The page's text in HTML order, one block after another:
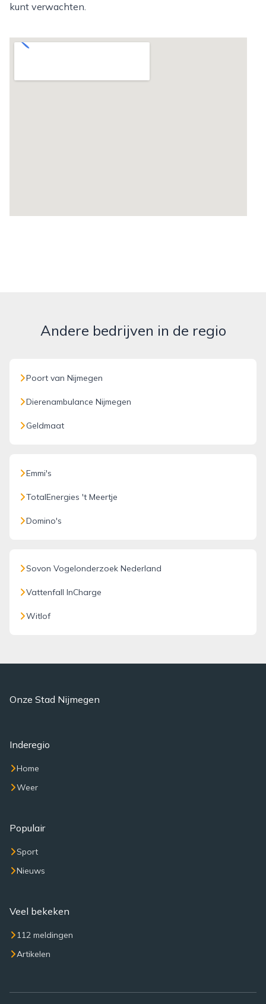
kunt verwachten.
Andere bedrijven in de regio
Poort van Nijmegen
Dierenambulance Nijmegen
Geldmaat
Emmi's
TotalEnergies 't Meertje
Domino's
Sovon Vogelonderzoek Nederland
Vattenfall InCharge
Witlof
Onze Stad Nijmegen
Inderegio
Home
Weer
Populair
Sport
Nieuws
Veel bekeken
112 meldingen
Artikelen